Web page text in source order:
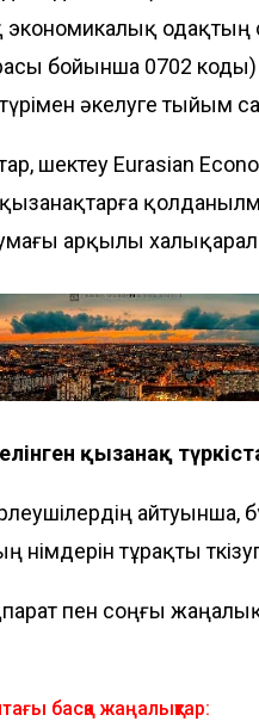
экономикалық
бойынша 0702
түрімен әкелуге тыйым
шектеу Eurasian
қызанақтарға
арқылы
қызанақ
айтуынша,
тұрақты
пен соңғы
басқа жаңалықтар: